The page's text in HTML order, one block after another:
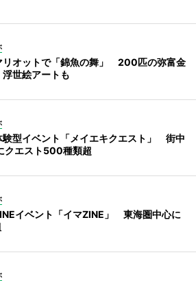
リオットで「錦魚の舞」 200匹の弥富金
世絵アートも
験型イベント「メイエキクエスト」 街中
クエスト500種類超
イベント「イマZINE」 東海圏中心に